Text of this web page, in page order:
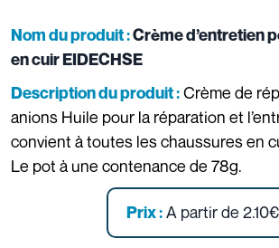
Nom du produit :Crème d’entretien
en cuir EIDECHSE
Description du produit :Crème de
anions Huile pour la réparation et
convient à toutes les chaussures en
Le pot à une contenance de 78g.
Prix :A partir de 2.10€